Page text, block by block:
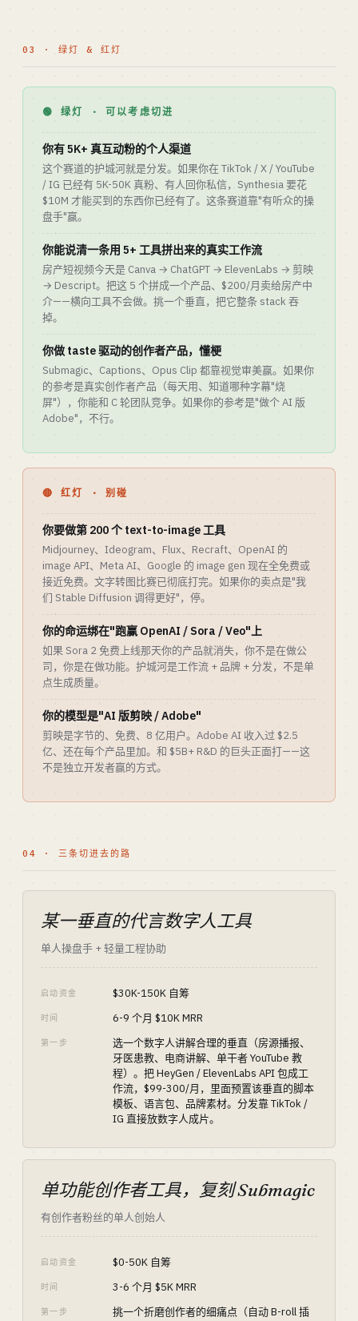
03 · 绿灯 & 红灯
🟢 绿灯 · 可以考虑切进
你有 5K+ 真互动粉的个人渠道
这个赛道的护城河就是分发。如果你在 TikTok / X / YouTube
/ IG 已经有 5K-50K 真粉、有人回你私信，Synthesia 要花
$10M 才能买到的东西你已经有了。这条赛道靠"有听众的操
盘手"赢。
你能说清一条用 5+ 工具拼出来的真实工作流
房产短视频今天是 Canva → ChatGPT → ElevenLabs → 剪映
→ Descript。把这 5 个拼成一个产品、$200/月卖给房产中
介——横向工具不会做。挑一个垂直，把它整条 stack 吞
掉。
你做 taste 驱动的创作者产品，懂梗
Submagic、Captions、Opus Clip 都靠视觉审美赢。如果你
的参考是真实创作者产品（每天用、知道哪种字幕"烧
屏"），你能和 C 轮团队竞争。如果你的参考是"做个 AI 版
Adobe"，不行。
🔴 红灯 · 别碰
你要做第 200 个 text-to-image 工具
Midjourney、Ideogram、Flux、Recraft、OpenAI 的
image API、Meta AI、Google 的 image gen 现在全免费或
接近免费。文字转图比赛已彻底打完。如果你的卖点是"我
们 Stable Diffusion 调得更好"，停。
你的命运绑在"跑赢 OpenAI / Sora / Veo"上
如果 Sora 2 免费上线那天你的产品就消失，你不是在做公
司，你是在做功能。护城河是工作流 + 品牌 + 分发，不是单
点生成质量。
你的模型是"AI 版剪映 / Adobe"
剪映是字节的、免费、8 亿用户。Adobe AI 收入过 $2.5
亿、还在每个产品里加。和 $5B+ R&D 的巨头正面打——这
不是独立开发者赢的方式。
04 · 三条切进去的路
某一垂直的代言数字人工具
单人操盘手 + 轻量工程协助
启动资金 $30K-150K 自筹
时间 6-9 个月 $10K MRR
第一步
选一个数字人讲解合理的垂直（房源播报、
牙医患教、电商讲解、单干者 YouTube 教
程）。把 HeyGen / ElevenLabs API 包成工
作流，$99-300/月，里面预置该垂直的脚本
模板、语言包、品牌素材。分发靠 TikTok /
IG 直接放数字人成片。
单功能创作者工具，复刻 Submagic
有创作者粉丝的单人创始人
启动资金 $0-50K 自筹
时间 3-6 个月 $5K MRR
第一步
挑一个折磨创作者的细痛点（自动 B-roll 插